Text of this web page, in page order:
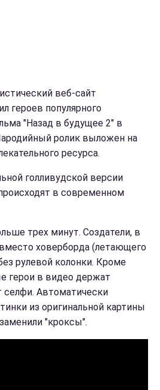
веб-сайт
героев популярного
"Назад в будущее 2" в
ролик выложен на
ресурса.
голливудской версии
в современном
трех минут. Создатели, в
ховерборда (летающего
рулевой колонки. Кроме
герои в видео держат
Автоматически
из оригинальной картины
"кроксы".